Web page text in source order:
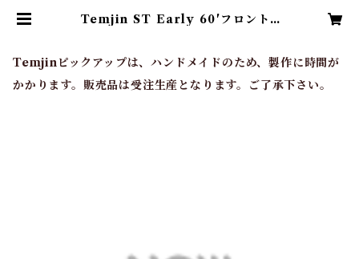
Temjin ST Early 60'フロント |
Temjinピックアップは、ハンドメイドのため、製作に時間が
かかります。販売品は受注生産となります。ご了承下さい。